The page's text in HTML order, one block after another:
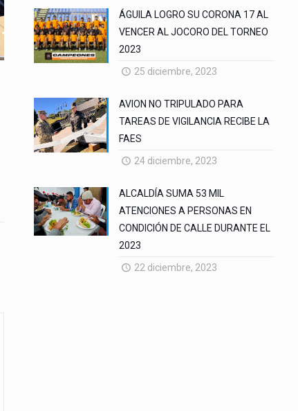
ÁGUILA LOGRO SU CORONA 17 AL
VENCER AL JOCORO DEL TORNEO
2023
25 diciembre, 2023
AVION NO TRIPULADO PARA
TAREAS DE VIGILANCIA RECIBE LA
FAES
24 diciembre, 2023
ALCALDÍA SUMA 53 MIL
ATENCIONES A PERSONAS EN
CONDICIÓN DE CALLE DURANTE EL
2023
22 diciembre, 2023